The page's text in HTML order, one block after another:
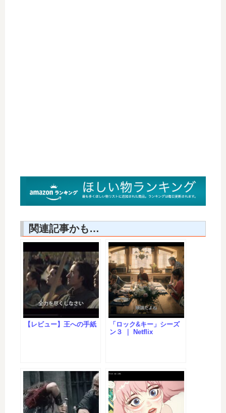
関連記事かも…
【レビュー】王への手紙
「ロック&キー」シーズ
ン３ ｜ Netflix